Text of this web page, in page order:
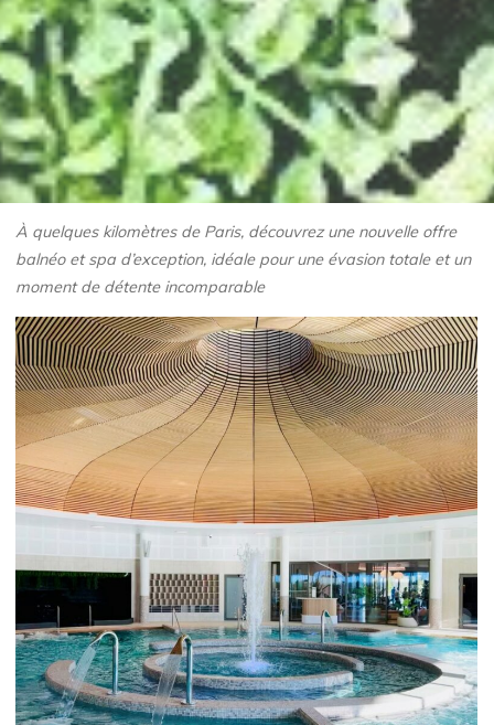
À quelques kilomètres de Paris, découvrez une nouvelle offre
balnéo et spa d’exception, idéale pour une évasion totale et un
moment de détente incomparable